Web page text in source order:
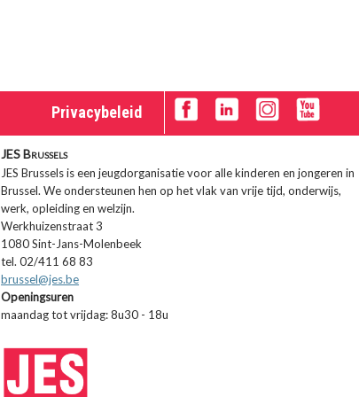
Privacybeleid
JES Brussels
JES Brussels is een jeugdorganisatie voor alle kinderen en jongeren in
Brussel. We ondersteunen hen op het vlak van vrije tijd, onderwijs,
werk, opleiding en welzijn.
Werkhuizenstraat 3
1080 Sint-Jans-Molenbeek
tel. 02/411 68 83
brussel@jes.be
Openingsuren
maandag tot vrijdag: 8u30 - 18u